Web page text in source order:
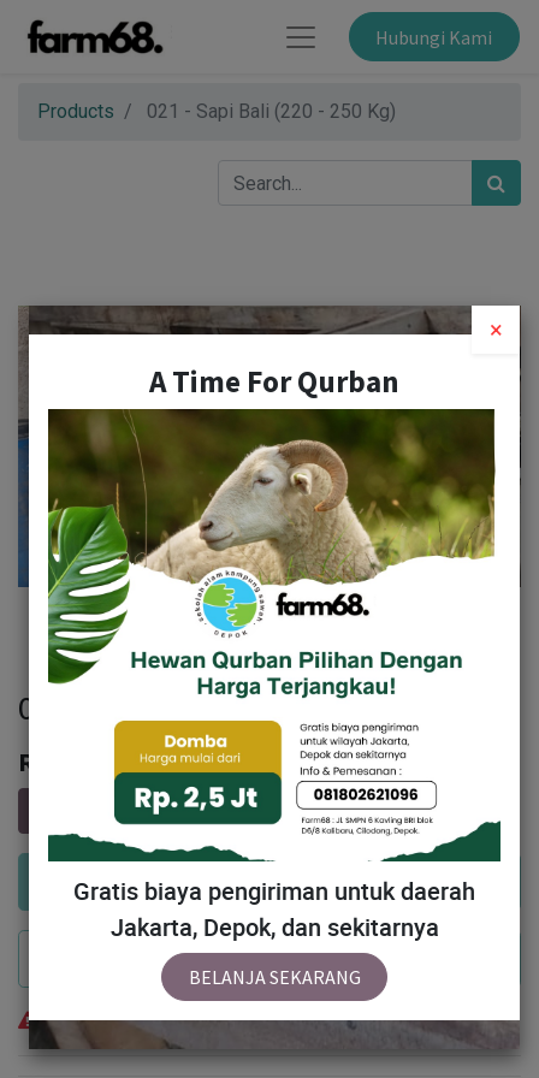
Hubungi Kami
Products 021 - Sapi Bali (220 - 250 Kg)
021 - Sapi Bali (220 - 250 Kg)
Rp 17,000,000
Add to Cart
Buy Now
Temporarily out of stock
×
A Time For Qurban
Gratis biaya pengiriman untuk daerah
Jakarta, Depok, dan sekitarnya
BELANJA SEKARANG